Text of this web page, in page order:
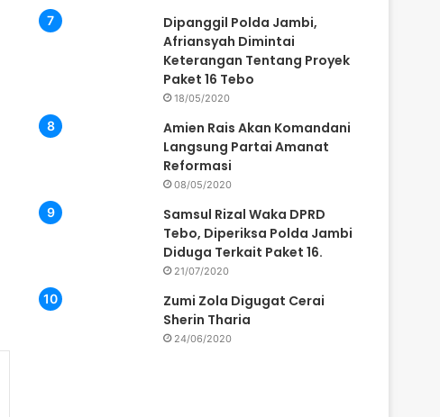
Dipanggil Polda Jambi,
Afriansyah Dimintai
Keterangan Tentang Proyek
Paket 16 Tebo
18/05/2020
Amien Rais Akan Komandani
Langsung Partai Amanat
Reformasi
08/05/2020
Samsul Rizal Waka DPRD
Tebo, Diperiksa Polda Jambi
Diduga Terkait Paket 16.
21/07/2020
Zumi Zola Digugat Cerai
Sherin Tharia
24/06/2020